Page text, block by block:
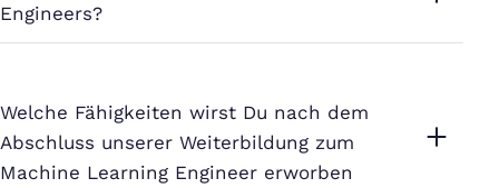
Engineers?
Welche Fähigkeiten wirst Du nach dem
Abschluss unserer Weiterbildung zum
Machine Learning Engineer erworben